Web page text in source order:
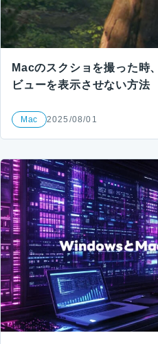
Macのスクショを撮った時
ビューを表示させない方法
Mac 2025/08/01